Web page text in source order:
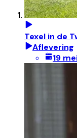
Texel in de
Aflevering
19